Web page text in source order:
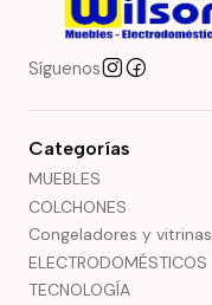
Síguenos
Categorías
MUEBLES
COLCHONES
Congeladores y vitrinas
ELECTRODOMÉSTICOS
TECNOLOGÍA